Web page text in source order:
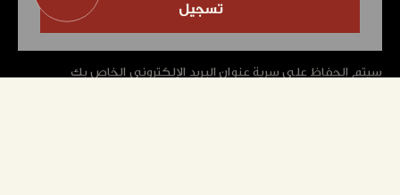
سيتم الحفاظ على سرية عنوان البريد الإلكتروني الخاص بك